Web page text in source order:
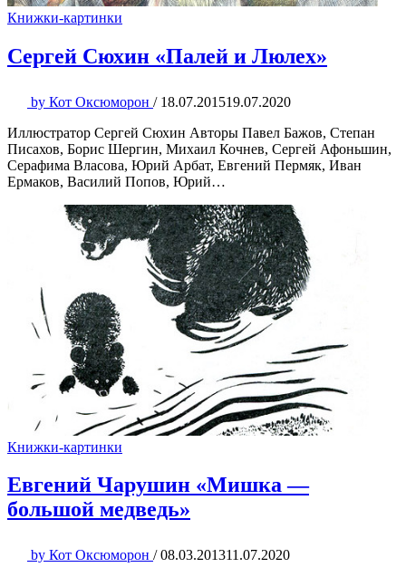
Книжки-картинки
Сергей Сюхин «Палей и Люлех»
by Кот Оксюморон / 18.07.201519.07.2020
Иллюстратор Сергей Сюхин Авторы Павел Бажов, Степан
Писахов, Борис Шергин, Михаил Кочнев, Сергей Афоньшин,
Серафима Власова, Юрий Арбат, Евгений Пермяк, Иван
Ермаков, Василий Попов, Юрий…
Книжки-картинки
Евгений Чарушин «Мишка —
большой медведь»
by Кот Оксюморон / 08.03.201311.07.2020